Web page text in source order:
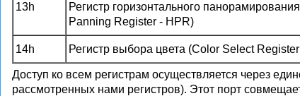
13h
Регистр горизонтального
Panning Register - HPR)
14h Регистр выбора цвета (Color Select
Доступ ко всем регистрам осуществляется через
рассмотренных нами регистров). Этот порт